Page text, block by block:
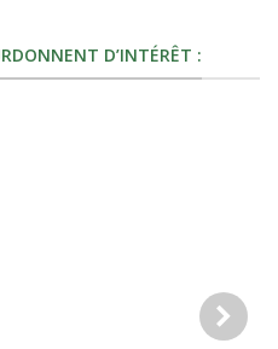
D’INTÉRÊT :